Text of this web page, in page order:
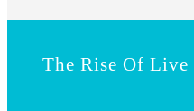
The Rise Of Live